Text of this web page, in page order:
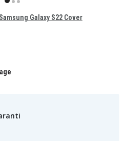
item
012
Samsung Galaxy S22 Cover